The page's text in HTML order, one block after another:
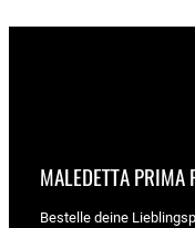
MALEDETTA PRIMA
Bestelle deine